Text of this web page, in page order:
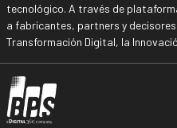
tecnológico. A través de
a fabricantes, partners y
Transformación Digital, la